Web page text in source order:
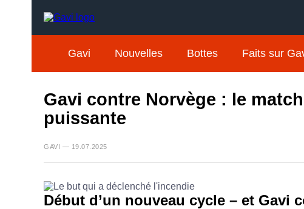
Gavi Nouvelles Bottes Faits sur
Gavi contre Norvège : le
puissante
GAVI — 19.07.2025
Début d’un nouveau cycle – et Gavi